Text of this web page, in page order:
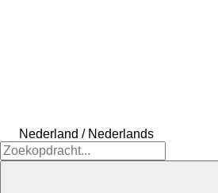
Nederland / Nederlands